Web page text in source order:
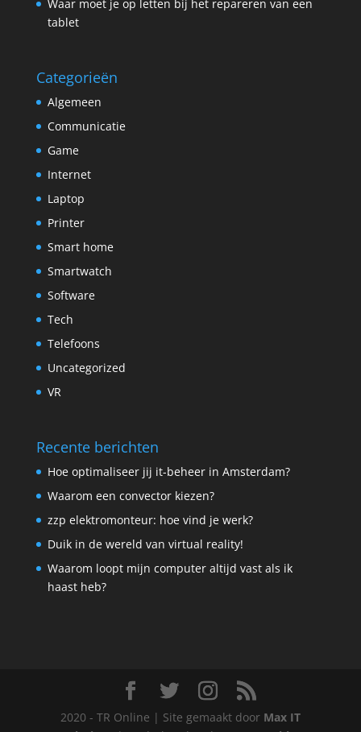
Waar moet je op letten bij het repareren van een
tablet
Categorieën
Algemeen
Communicatie
Game
Internet
Laptop
Printer
Smart home
Smartwatch
Software
Tech
Telefoons
Uncategorized
VR
Recente berichten
Hoe optimaliseer jij it-beheer in Amsterdam?
Waarom een convector kiezen?
zzp elektromonteur: hoe vind je werk?
Duik in de wereld van virtual reality!
Waarom loopt mijn computer altijd vast als ik
haast heb?
2020 - TR Online | Site gemaakt door Max IT